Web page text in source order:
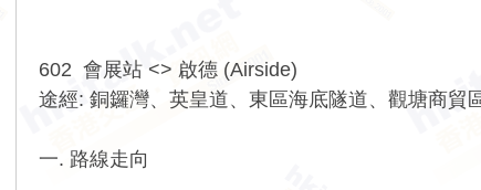
602 會展站 <> 啟德 (Airside)
途經: 銅鑼灣、英皇道、東區海底隧道、觀塘商貿
一. 路線走向